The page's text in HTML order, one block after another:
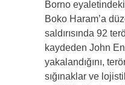
Borno
Boko Haram’a
saldırısında 92
kaydeden John
yakalandığını,
sığınaklar ve